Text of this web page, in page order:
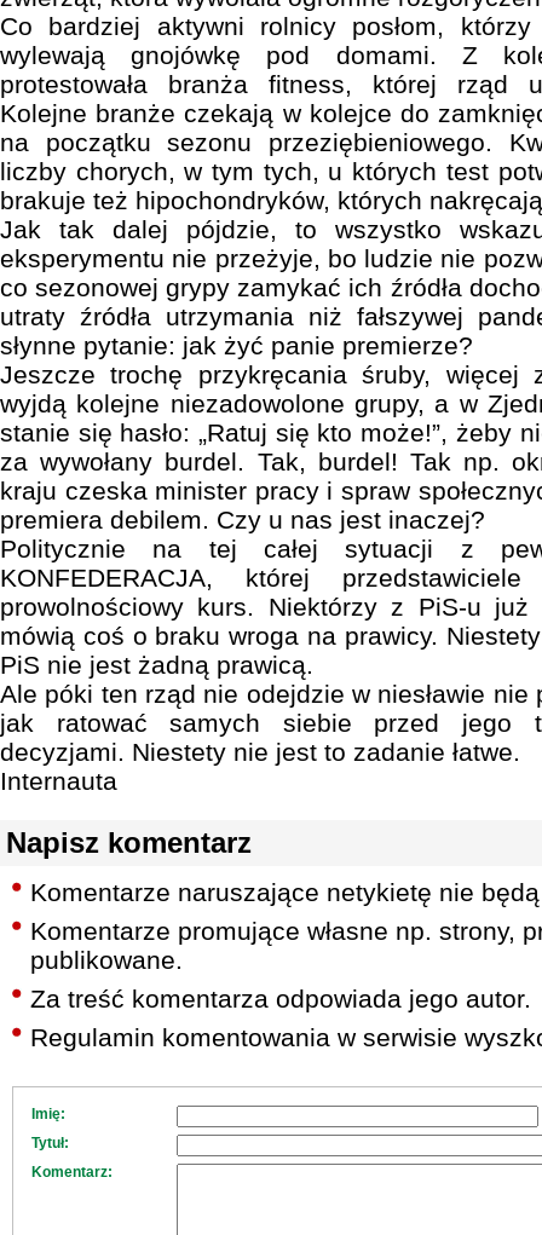
Co bardziej aktywni rolnicy posłom,
wylewają gnojówkę pod domami. Z
protestowała branża fitness, której rząd
Kolejne branże czekają w kolejce do
na początku sezonu przeziębieniowego.
liczby chorych, w tym tych, u których test
brakuje też hipochondryków, których
Jak tak dalej pójdzie, to wszystko
eksperymentu nie przeżyje, bo ludzie nie
co sezonowej grypy zamykać ich źródła
utraty źródła utrzymania niż fałszywej
słynne pytanie: jak żyć panie premierze?
Jeszcze trochę przykręcania śruby, więcej
wyjdą kolejne niezadowolone grupy, a w
stanie się hasło: „Ratuj się kto może!”, żeby
za wywołany burdel. Tak, burdel! Tak np.
kraju czeska minister pracy i spraw
premiera debilem. Czy u nas jest inaczej?
Politycznie na tej całej sytuacji z
KONFEDERACJA, której
prowolnościowy kurs. Niektórzy z PiS-u
mówią coś o braku wroga na prawicy.
PiS nie jest żadną prawicą.
Ale póki ten rząd nie odejdzie w niesławie
jak ratować samych siebie przed jego
decyzjami. Niestety nie jest to zadanie łatwe.
Internauta
Napisz komentarz
Komentarze naruszające netykietę nie
Komentarze promujące własne np. strony,
publikowane.
Za treść komentarza odpowiada jego autor.
Regulamin komentowania w serwisie
Imię:
Tytuł:
Komentarz: